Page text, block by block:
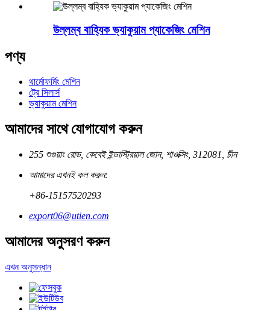
উল্লম্ব বাহ্যিক ভ্যাকুয়াম প্যাকেজিং মেশিন
পণ্য
থার্মোফর্মিং মেশিন
ট্রে সিলার্স
ভ্যাকুয়াম মেশিন
আমাদের সাথে যোগাযোগ করুন
255 শুগুয়াং রোড, কেবেই ইন্ডাস্ট্রিয়াল জোন, শাওক্সিং, 312081, চীন
আমাদের এখনই কল করুন:
+86-15157520293
export06@utien.com
আমাদের অনুসরণ করুন
এখন অনুসন্ধান